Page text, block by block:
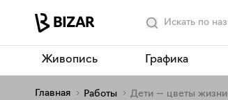
Живопись Графика
Главная Работы Дети — цветы жизни